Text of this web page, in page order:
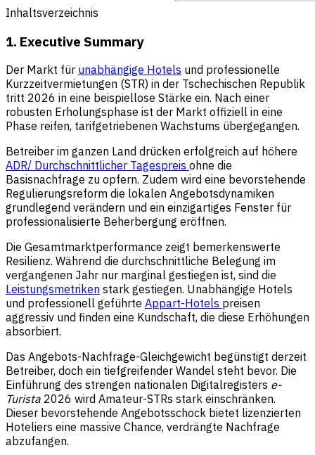
Inhaltsverzeichnis
1. Executive Summary
Der Markt für unabhängige Hotels und professionelle
Kurzzeitvermietungen (STR) in der Tschechischen Republik
tritt 2026 in eine beispiellose Stärke ein. Nach einer
robusten Erholungsphase ist der Markt offiziell in eine
Phase reifen, tarifgetriebenen Wachstums übergegangen.
Betreiber im ganzen Land drücken erfolgreich auf höhere
ADR/ Durchschnittlicher Tagespreis ohne die
Basisnachfrage zu opfern. Zudem wird eine bevorstehende
Regulierungsreform die lokalen Angebotsdynamiken
grundlegend verändern und ein einzigartiges Fenster für
professionalisierte Beherbergung eröffnen.
Die Gesamtmarktperformance zeigt bemerkenswerte
Resilienz. Während die durchschnittliche Belegung im
vergangenen Jahr nur marginal gestiegen ist, sind die
Leistungsmetriken stark gestiegen. Unabhängige Hotels
und professionell geführte Appart-Hotels preisen
aggressiv und finden eine Kundschaft, die diese Erhöhungen
absorbiert.
Das Angebots-Nachfrage-Gleichgewicht begünstigt derzeit
Betreiber, doch ein tiefgreifender Wandel steht bevor. Die
Einführung des strengen nationalen Digitalregisters e-
Turista 2026 wird Amateur-STRs stark einschränken.
Dieser bevorstehende Angebotsschock bietet lizenzierten
Hoteliers eine massive Chance, verdrängte Nachfrage
abzufangen.